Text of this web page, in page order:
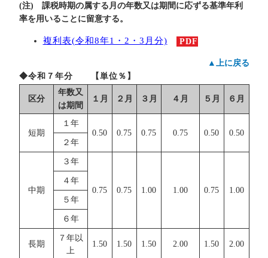
(注) 課税時期の属する月の年数又は期間に応ずる基準年利
率を用いることに留意する。
複利表(令和8年1・2・3月分) PDF
▲上に戻る
◆令和７年分 【単位％】
区分
年数又
は期間
１月 ２月 ３月 ４月 ５月 ６月
短期
１年
0.50
0.75 0.75 0.75 0.50
0.50
２年
中期
３年
0.75 0.75 1.00 1.00 0.75 1.00
４年
５年
６年
長期
７年以
上
1.50 1.50 1.50 2.00 1.50 2.00